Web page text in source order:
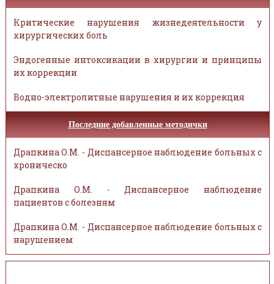
Критические нарушения жизнедеятельности у
хирургических боль
Эндогенные интоксикации в хирургии и принципы
их коррекции
Водно-электролитные нарушения и их коррекция
Последние добавленные методички
Драпкина О.М. - Диспансерное наблюдение больных с
хроническо
Драпкина О.М. - Диспансерное наблюдение
пациентов с болезням
Драпкина О.М. - Диспансерное наблюдение больных с
нарушением